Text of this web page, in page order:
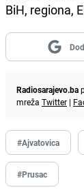
BiH, regiona,
Radiosarajevo.ba
mreža Twitter |
#Ajvatovica
#Prusac